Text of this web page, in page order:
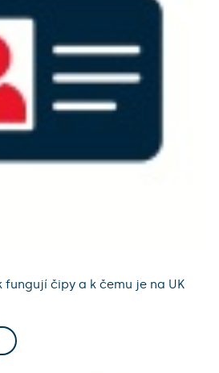
fungují čipy a k čemu je na UK